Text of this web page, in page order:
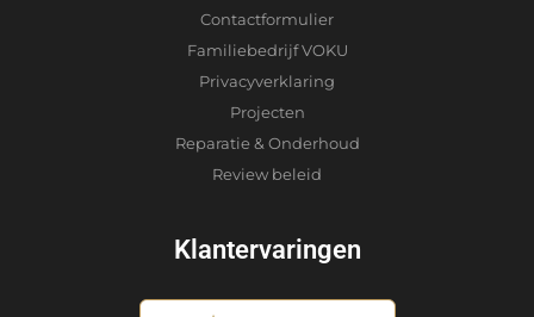
Contactformulier
Familiebedrijf VOKU
Privacyverklaring
Projecten
Reparatie & Onderhoud
Review beleid
Klantervaringen